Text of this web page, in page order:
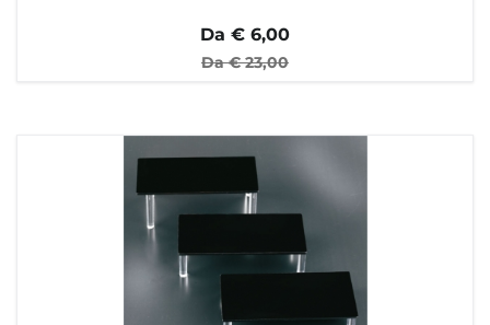
Da € 6,00
Da €23,00